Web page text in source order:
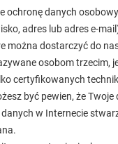
ochronę danych
adres lub adres e-
można dostarczyć do
osobom trzecim,
certyfikowanych
być pewien, że
w Internecie